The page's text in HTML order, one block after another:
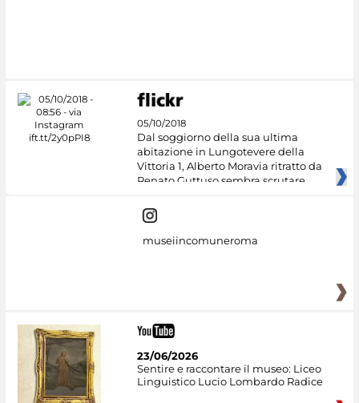
05/10/2018
Dal soggiorno della sua ultima
abitazione in Lungotevere della
Vittoria 1, Alberto Moravia ritratto da
Renato Guttuso sembra scrutare
museiincomuneroma
23/06/2026
Sentire e raccontare il museo: Liceo
Linguistico Lucio Lombardo Radice